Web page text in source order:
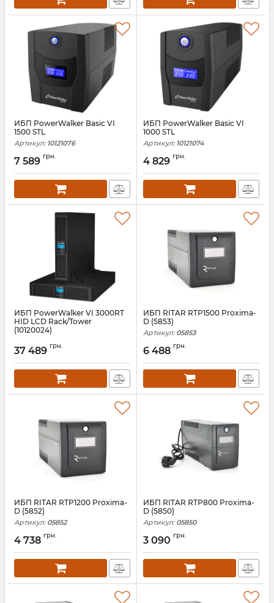
ИБП PowerWalker Basic VI
1500 STL
Артикул: 10121076
7 589 грн.
ИБП PowerWalker Basic VI
1000 STL
Артикул: 10121074
4 829 грн.
ИБП PowerWalker VI 3000RT
HID LCD Rack/Tower
(10120024)
37 489 грн.
ИБП RITAR RTP1500 Proxima-
D (5853)
Артикул: 05853
6 488 грн.
ИБП RITAR RTP1200 Proxima-
D (5852)
Артикул: 05852
4 738 грн.
ИБП RITAR RTP800 Proxima-
D (5850)
Артикул: 05850
3 090 грн.